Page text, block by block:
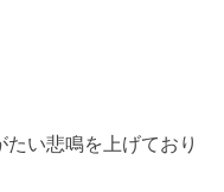
たい悲鳴を上げており